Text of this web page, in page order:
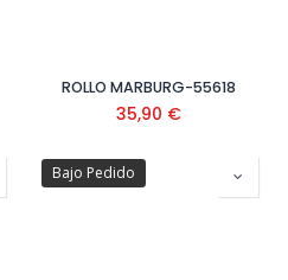
ROLLO MARBURG-55618
35,90 €
Bajo Pedido